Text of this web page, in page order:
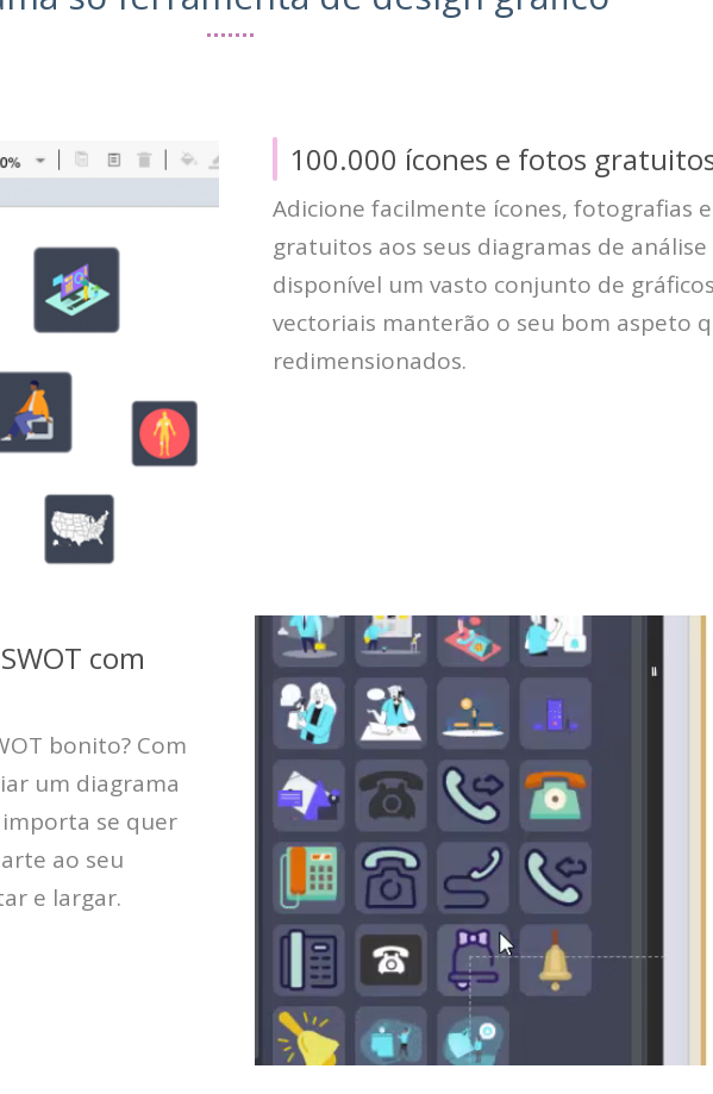
100.000 ícones e fotos
Adicione facilmente ícones, fotografias
gratuitos aos seus diagramas de análise
disponível um vasto conjunto de
vectoriais manterão o seu bom aspeto
redimensionados.
com
bonito? Com
um diagrama
importa se quer
ao seu
e largar.